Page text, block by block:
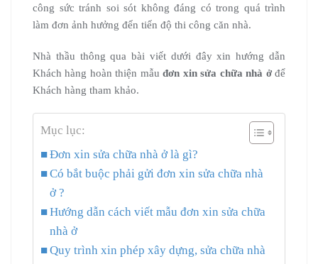
công sức tránh soi sót không đáng có trong quá trình
làm đơn ảnh hưởng đến tiến độ thi công căn nhà.
Nhà thầu thông qua bài viết dưới đây xin hướng dẫn
Khách hàng hoàn thiện mẫuđơn xin sửa chữa nhà ởđể
Khách hàng tham khảo.
Mục lục:
Đơn xin sửa chữa nhà ở là gì?
Có bắt buộc phải gửi đơn xin sửa chữa nhà
ở ?
Hướng dẫn cách viết mẫu đơn xin sửa chữa
nhà ở
Quy trình xin phép xây dựng, sửa chữa nhà